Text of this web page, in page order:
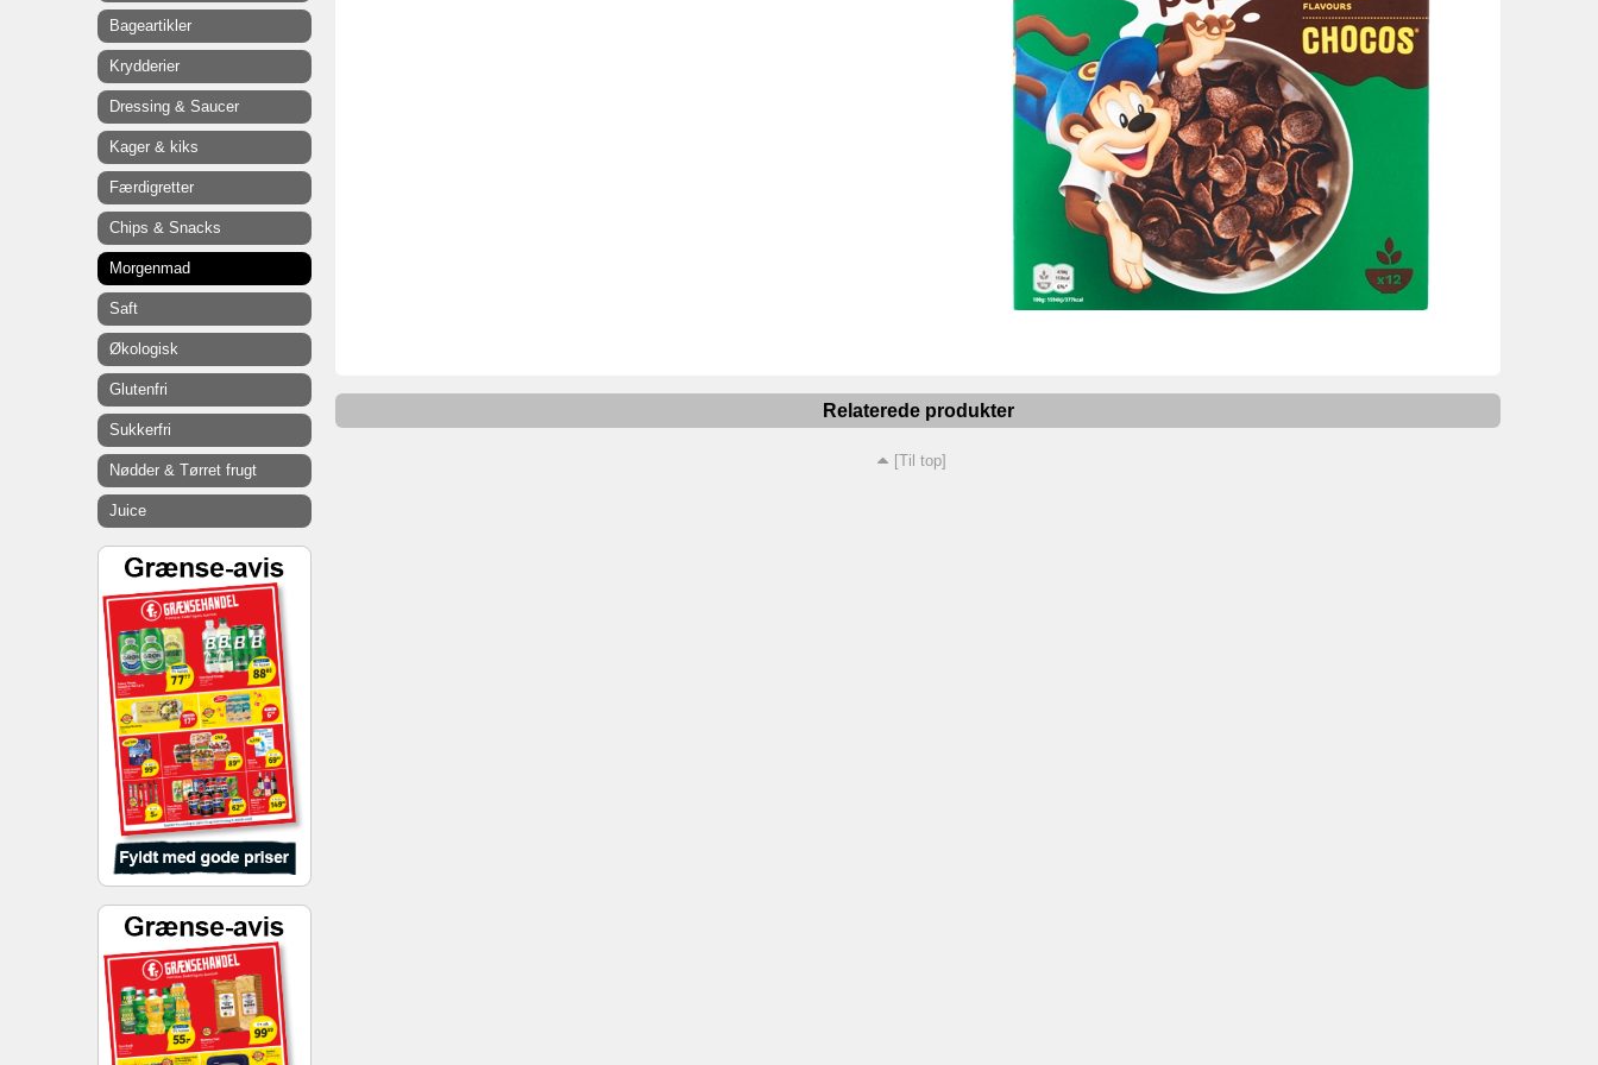
Relaterede produkter
[Til top]
Bageartikler
Krydderier
Dressing & Saucer
Kager & kiks
Færdigretter
Chips & Snacks
Morgenmad
Saft
Økologisk
Glutenfri
Sukkerfri
Nødder & Tørret frugt
Juice